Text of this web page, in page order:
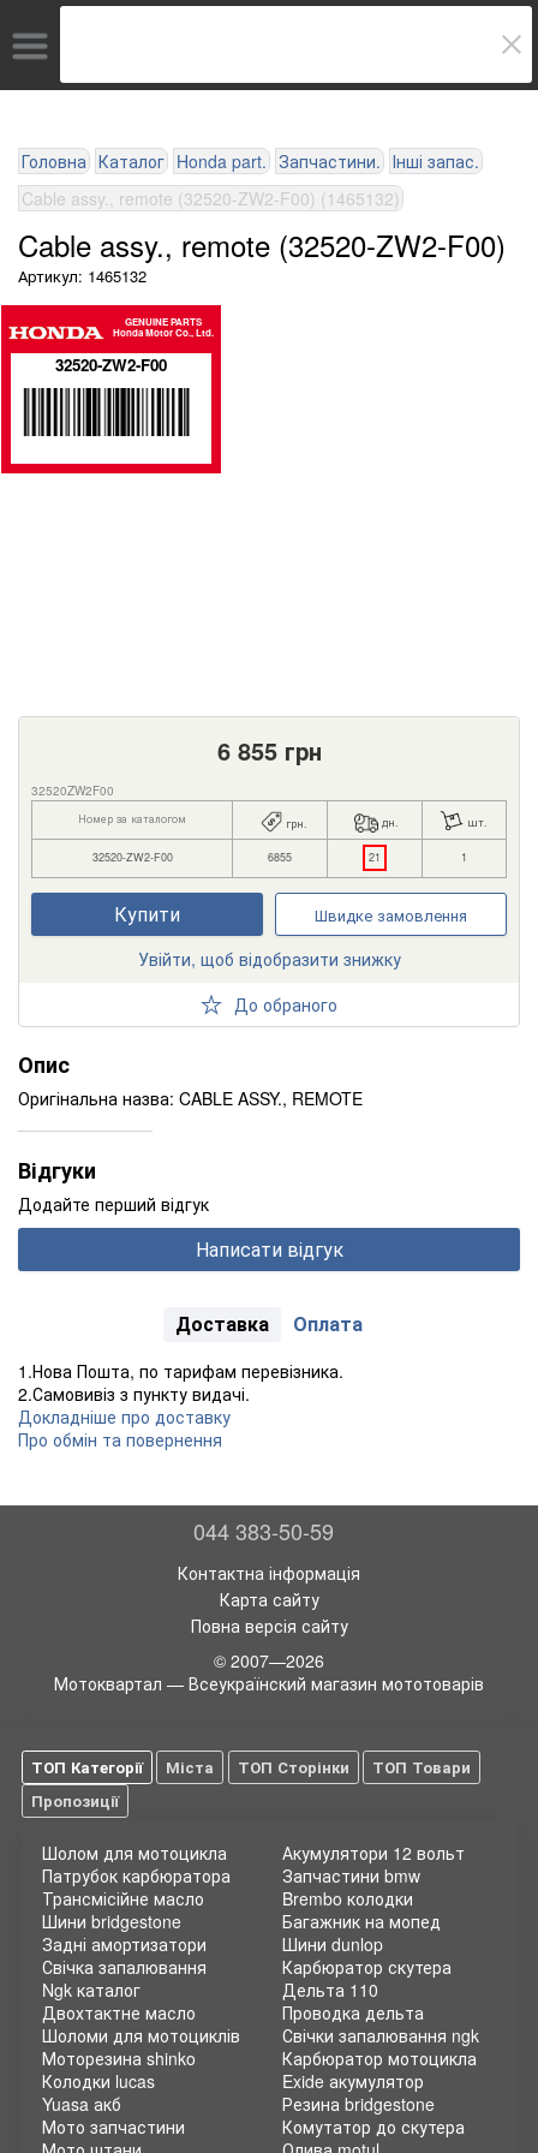
Головна Каталог Honda part. Запчастини. Інші запас.
Cable assy., remote (32520-ZW2-F00) (1465132)
Cable assy., remote (32520-ZW2-F00)
Артикул: 1465132
GENUINE PARTS
Honda Motor Co., Ltd.
32520-ZW2-F00
6 855грн
32520ZW2F00
Номер за каталогом грн. дн. шт.
32520-ZW2-F00 6855 21 1
Купити Швидке замовлення
Увійти, щоб відобразити знижку
До обраного
Опис
Оригінальна назва: CABLE ASSY., REMOTE
Відгуки
Додайте перший відгук
Написати відгук
Доставка Оплата
1.Нова Пошта, по тарифам перевізника.
2.Самовивіз з пункту видачі.
Докладніше про доставку
Про обмін та повернення
044 383-50-59
Контактна інформація
Карта сайту
Повна версія сайту
© 2007—2026
Мотоквартал — Всеукраїнский магазин мототоварів
ТОП Категорії Міста ТОП Сторінки
ТОП Товари
Пропозиції
Шолом для мотоцикла
Патрубок карбюратора
Трансмісійне масло
Шини bridgestone
Задні амортизатори
Свічка запалювання
Ngk каталог
Двохтактне масло
Акумулятори 12 вольт
Запчастини bmw
Brembo колодки
Багажник на мопед
Шини dunlop
Карбюратор скутера
Дельта 110
Проводка дельта
Шоломи для мотоциклів
Моторезина shinko
Колодки lucas
Yuasa акб
Мото запчастини
Свічки запалювання ngk
Карбюратор мотоцикла
Exide акумулятор
Резина bridgestone
Комутатор до скутера